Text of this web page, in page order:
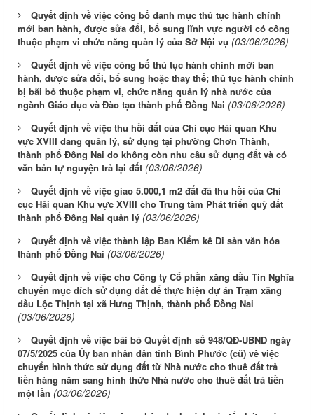
Quyết định về việc công bố danh mục thủ tục hành chính
mới ban hành, được sửa đổi, bổ sung lĩnh vực người có công
thuộc phạm vi chức năng quản lý của Sở Nội vụ (03/06/2026)
Quyết định về việc công bố thủ tục hành chính mới ban
hành, được sửa đổi, bổ sung hoặc thay thế; thủ tục hành chính
bị bãi bỏ thuộc phạm vi, chức năng quản lý nhà nước của
ngành Giáo dục và Đào tạo thành phố Đồng Nai (03/06/2026)
Quyết định về việc thu hồi đất của Chi cục Hải quan Khu
vực XVIII đang quản lý, sử dụng tại phường Chơn Thành,
thành phố Đồng Nai do không còn nhu cầu sử dụng đất và có
văn bản tự nguyện trả lại đất (03/06/2026)
Quyết định về việc giao 5.000,1 m2 đất đã thu hồi của Chi
cục Hải quan Khu vực XVIII cho Trung tâm Phát triển quỹ đất
thành phố Đồng Nai quản lý (03/06/2026)
Quyết định về việc thành lập Ban Kiểm kê Di sản văn hóa
thành phố Đồng Nai (03/06/2026)
Quyết định về việc cho Công ty Cổ phần xăng dầu Tín Nghĩa
chuyển mục đích sử dụng đất để thực hiện dự án Trạm xăng
dầu Lộc Thịnh tại xã Hưng Thịnh, thành phố Đồng Nai
(03/06/2026)
Quyết định về việc bãi bỏ Quyết định số 948/QĐ-UBND ngày
07/5/2025 của Ủy ban nhân dân tỉnh Bình Phước (cũ) về việc
chuyển hình thức sử dụng đất từ Nhà nước cho thuê đất trả
tiền hàng năm sang hình thức Nhà nước cho thuê đất trả tiền
một lần (03/06/2026)